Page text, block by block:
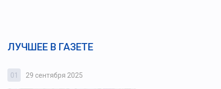
ЛУЧШЕЕ В ГАЗЕТЕ
01 29 сентября 2025